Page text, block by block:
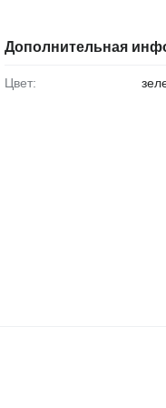
Дополнительная
Цвет: